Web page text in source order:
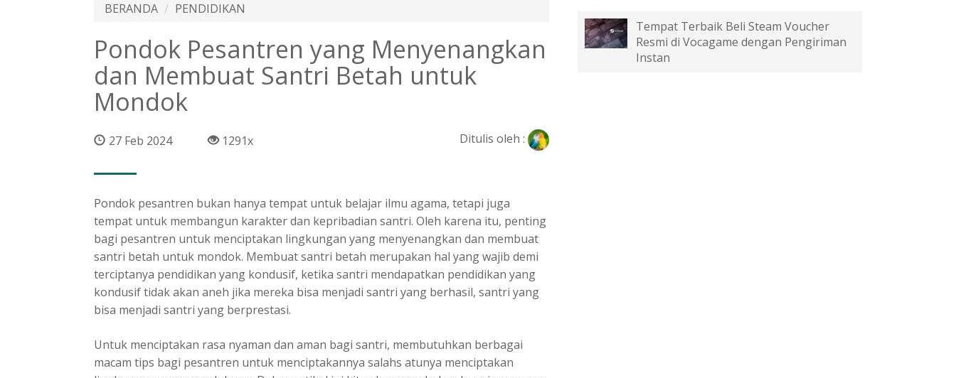
BERANDA PENDIDIKAN
Pondok Pesantren yang Menyenangkan
dan Membuat Santri Betah untuk
Mondok
27 Feb 2024 1291x Ditulis oleh :
Pondok pesantren bukan hanya tempat untuk belajar ilmu agama, tetapi juga
tempat untuk membangun karakter dan kepribadian santri. Oleh karena itu, penting
bagi pesantren untuk menciptakan lingkungan yang menyenangkan dan membuat
santri betah untuk mondok. Membuat santri betah merupakan hal yang wajib demi
terciptanya pendidikan yang kondusif, ketika santri mendapatkan pendidikan yang
kondusif tidak akan aneh jika mereka bisa menjadi santri yang berhasil, santri yang
bisa menjadi santri yang berprestasi.
Untuk menciptakan rasa nyaman dan aman bagi santri, membutuhkan berbagai
macam tips bagi pesantren untuk menciptakannya salahs atunya menciptakan
Tempat Terbaik Beli Steam Voucher
Resmi di Vocagame dengan Pengiriman
Instan